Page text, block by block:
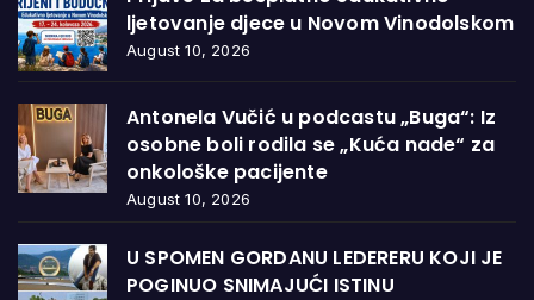
ljetovanje djece u Novom Vinodolskom
August 10, 2026
Antonela Vučić u podcastu „Buga“: Iz
osobne boli rodila se „Kuća nade“ za
onkološke pacijente
August 10, 2026
U SPOMEN GORDANU LEDERERU KOJI JE
POGINUO SNIMAJUĆI ISTINU